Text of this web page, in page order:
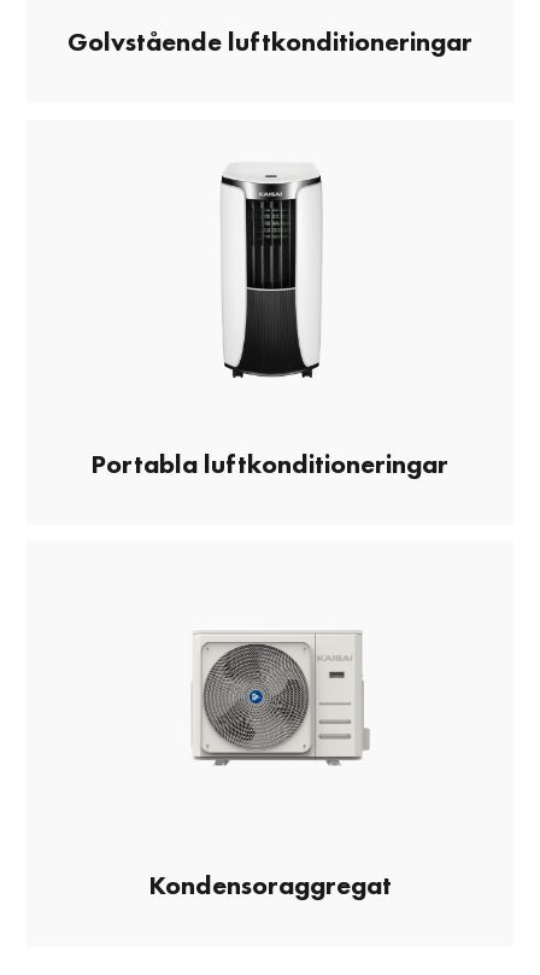
Golvstående luftkonditioneringar
Portabla luftkonditioneringar
Kondensoraggregat